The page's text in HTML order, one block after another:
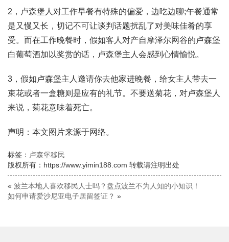
2，卢森堡人对工作早餐有特殊的偏爱，边吃边聊;午餐通常
是又慢又长，切记不可让谈判话题扰乱了对美味佳肴的享
受。而在工作晚餐时，假如客人对产自摩泽尔网谷的卢森堡
白葡萄酒加以奖赏的话，卢森堡主人会感到心情愉悦。
3，假如卢森堡主人邀请你去他家进晚餐，给女主人带去一
束花或者一盒糖则是应有的礼节。不要送菊花，对卢森堡人
来说，菊花意味着死亡。
声明：本文图片来源于网络。
标签： 卢森堡移民
版权所有：https://www.yimin188.com 转载请注明出处
« 波兰本地人喜欢移民人士吗？盘点波兰不为人知的小知识！
如何申请爱沙尼亚电子居留签证？ »